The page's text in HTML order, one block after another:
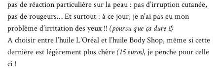
pas de réaction particulière sur la peau : pas d’irruption cutanée,
pas de rougeurs… Et surtout : à ce jour, je n’ai pas eu mon
problème d’irritation des yeux !! (pourvu que ça dure !!)
A choisir entre l’huile L’Oréal et l’huile Body Shop, même si cette
dernière est légèrement plus chère(15 euros), je penche pour celle
ci !